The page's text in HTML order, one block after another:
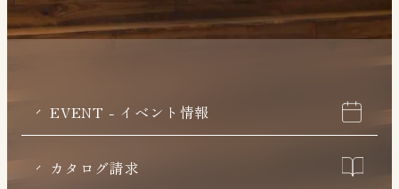
EVENT - イベント情報
カタログ請求